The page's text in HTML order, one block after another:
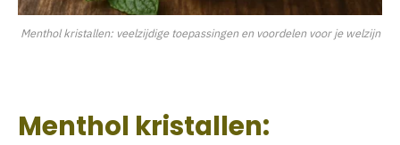
Menthol kristallen: veelzijdige toepassingen en voordelen voor je welzijn
Menthol kristallen: